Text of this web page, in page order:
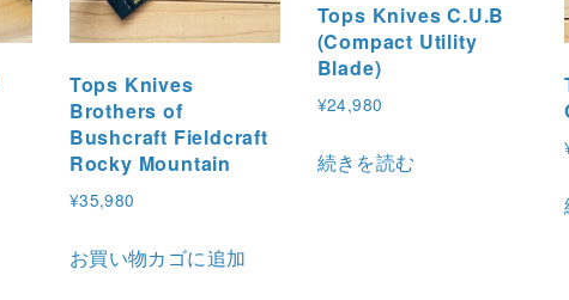
Tops Knives
Brothers of
Bushcraft Fieldcraft
Rocky Mountain
¥35,980
お買い物カゴに追加
Tops Knives C.U.B
(Compact Utility
Blade)
¥24,980
続きを読む